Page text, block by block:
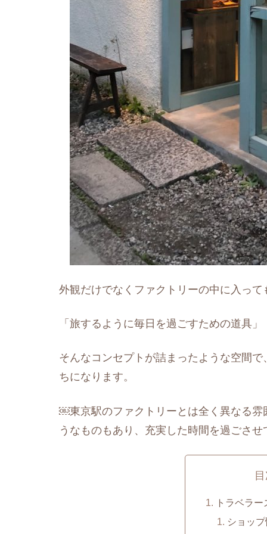
外観だけでなくファクトリーの中に入っ
「旅するように毎日を過ごすための道具」
そんなコンセプトが詰まったような空間
ちになります。
￼東京駅のファクトリーとは全く異なる
うなものもあり、充実した時間を過ごさせ
トラベラ
ショッ